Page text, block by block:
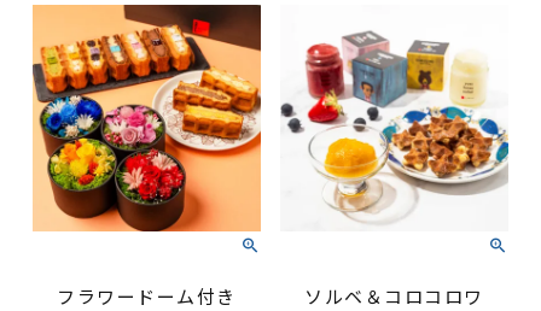
フラワードーム付き
ソルベ＆コロコロワ